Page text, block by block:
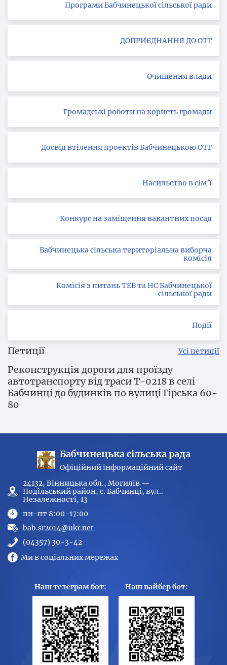
Програми Бабчинецької сільської ради
ДОПРИЄДНАННЯ ДО ОТГ
Очищення влади
Громадські роботи на користь громади
Досвід втілення проектів Бабчинецькою ОТГ
Насильство в сім’ї
Конкурс на заміщення вакантних посад
Бабчинецька сільська територіальна виборча
комісія
Комісія з питань ТЕБ та НС Бабчинецької
сільської ради
Події
Петиції Усі петиції
Реконструкція дороги для проїзду
автотранспорту від траси Т-0218 в селі
Бабчинці до будинків по вулиці Гірська 60-
80
Бабчинецька сільська рада
Офіційний інформаційний сайт
24132, Вінницька обл., Могилів —
Подільський район, с. Бабчинці, вул..
Незалежності, 13
пн-пт 8:00-17:00
bab.sr2014@ukr.net
(04357) 30-3-42
Ми в соціальних мережах
Наш телеграм бот: Наш вайбер бот: